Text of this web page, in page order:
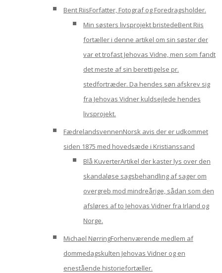
Bent RiisForfatter, Fotograf og Foredragsholder.
Min søsters livsprojekt bristedeBent Riis
fortæller i denne artikel om sin søster der
var et trofast Jehovas Vidne, men som fandt
det meste af sin berettigelse pr.
stedfortræder. Da hendes søn afskrev sig
fra Jehovas Vidner kuldsejlede hendes
livsprojekt.
FædrelandsvennenNorsk avis der er udkommet
siden 1875 med hovedsæde i Kristianssand
Blå KuverterArtikel der kaster lys over den
skandaløse sagsbehandling af sager om
overgreb mod mindreårige, sådan som den
afsløres af to Jehovas Vidner fra Irland og
Norge.
Michael NørringForhenværende medlem af
dommedagskulten Jehovas Vidner og en
enestående historiefortæller.